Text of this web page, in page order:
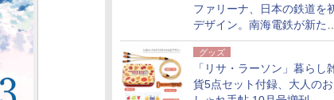
ファリーナ、日本の鉄道を
デザイン。南海電鉄が新たな
「空港特急」をなにわ筋線
導入
グッズ
「リサ・ラーソン」暮らし
貨5点セット付録、大人のお